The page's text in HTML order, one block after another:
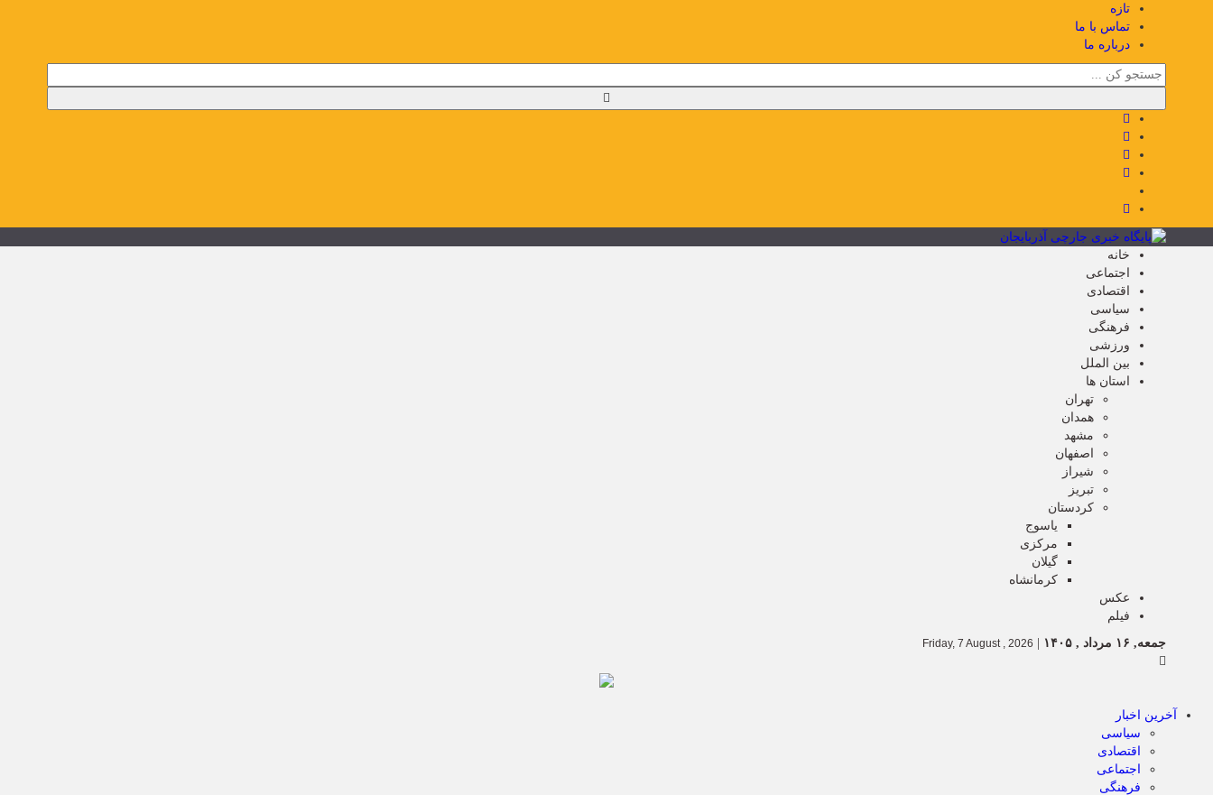
تازه
تماس با ما
درباره ما
خانه
اجتماعی
اقتصادی
سیاسی
فرهنگی
ورزشی
بین الملل
استان ها
تهران
همدان
مشهد
اصفهان
شیراز
تبریز
کردستان
یاسوج
مرکزی
گیلان
کرمانشاه
عکس
فیلم
جمعه, ۱۶ مرداد , ۱۴۰۵
Friday, 7 August , 2026
آخرین اخبار
سیاسی
اقتصادی
اجتماعی
فرهنگی